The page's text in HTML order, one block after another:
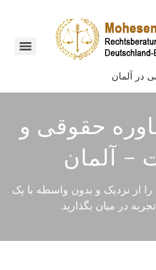
در آلمان
حقوقی و
- آلمان
از نزدیک و بدون واسطه با یک
در میان بگذارید.